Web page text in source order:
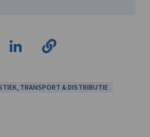
TRANSPORT & DISTRIBUTIE